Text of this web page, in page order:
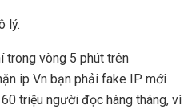
lý.
trong vòng 5 phút trên
ip Vn bạn phải fake IP mới
triệu người đọc hàng tháng, vì